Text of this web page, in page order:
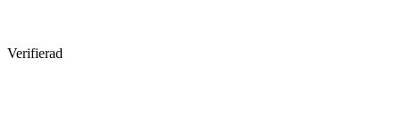
Verifierad